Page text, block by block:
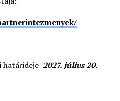
határideje: 2027. július 20.